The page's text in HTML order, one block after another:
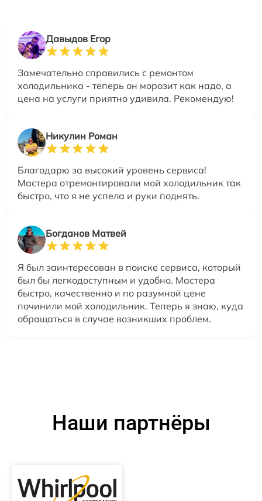
Давыдов Егор
Замечательно справились с ремонтом
холодильника - теперь он морозит как надо, а
цена на услуги приятно удивила. Рекомендую!
Никулин Роман
Благодарю за высокий уровень сервиса!
Мастера отремонтировали мой холодильник так
быстро, что я не успела и руки поднять.
Богданов Матвей
Я был заинтересован в поиске сервиса, который
был бы легкодоступным и удобно. Мастера
быстро, качественно и по разумной цене
починили мой холодильник. Теперь я знаю, куда
обращаться в случае возникших проблем.
Наши партнёры